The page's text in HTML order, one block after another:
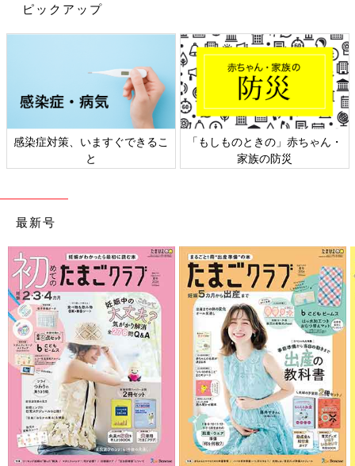
ピックアップ
感染症対策、いますぐできるこ
と
「もしものときの」赤ちゃん・
家族の防災
最新号